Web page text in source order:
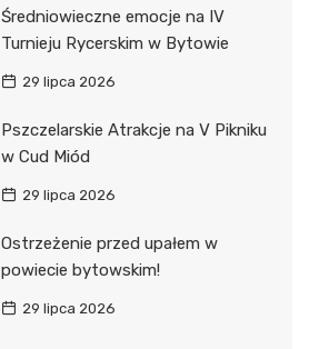
Średniowieczne emocje na IV
Turnieju Rycerskim w Bytowie
29 lipca 2026
Pszczelarskie Atrakcje na V Pikniku
w Cud Miód
29 lipca 2026
Ostrzeżenie przed upałem w
powiecie bytowskim!
29 lipca 2026